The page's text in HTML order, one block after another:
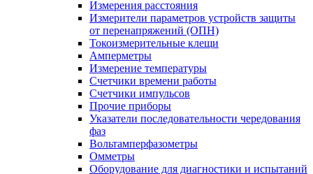
Измерения расстояния
Измерители параметров устройств защиты
от перенапряжений (ОПН)
Токоизмерительные клещи
Амперметры
Измерение температуры
Счетчики времени работы
Счетчики импульсов
Прочие приборы
Указатели последовательности чередования
фаз
Вольтамперфазометры
Омметры
Оборудование для диагностики и испытаний